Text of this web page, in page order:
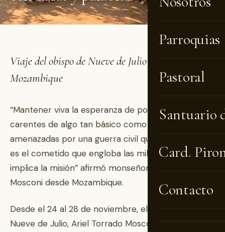
Parroquias
Pastoral
Santuario
Card.
Contacto
Viaje del obispo de Nueve de Julio a Roma y
Mozambique
“Mantener viva la esperanza de poblaciones
carentes de algo tan básico como el agua,
amenazadas por una guerra civil que lleva décadas,
es el cometido que engloba las mil y un tareas que
implica la misión” afirmó monseñor Torrado
Mosconi desde Mozambique.
Desde el 24 al 28 de noviembre, el obispo de
Nueve de Julio, Ariel Torrado Mosconi, se desplazó